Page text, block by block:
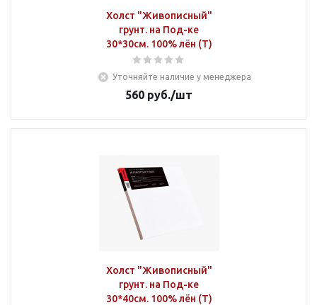
Холст "Живописный"
грунт. на Под-ке
30*30см. 100% лён (Т)
Уточняйте наличие у менеджера
560 руб./шт
Холст "Живописный"
грунт. на Под-ке
30*40см. 100% лён (Т)